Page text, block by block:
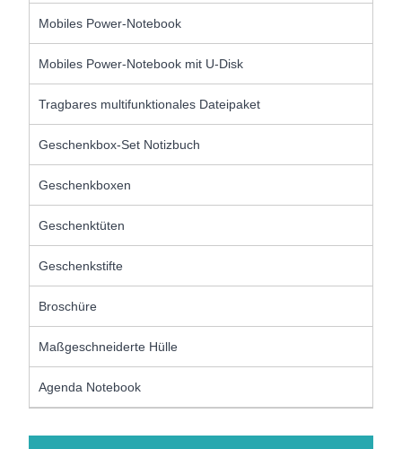
Mobiles Power-Notebook
Mobiles Power-Notebook mit U-Disk
Tragbares multifunktionales Dateipaket
Geschenkbox-Set Notizbuch
Geschenkboxen
Geschenktüten
Geschenkstifte
Broschüre
Maßgeschneiderte Hülle
Agenda Notebook